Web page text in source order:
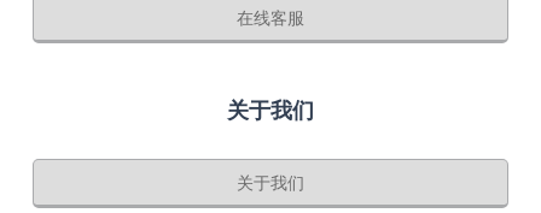
在线客服
关于我们
关于我们